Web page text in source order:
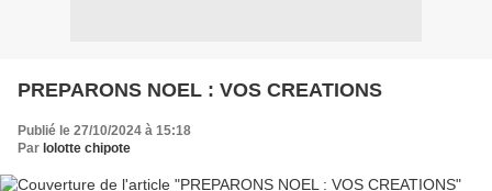
PREPARONS NOEL : VOS CREATIONS
Publié le 27/10/2024 à 15:18
Par lolotte chipote